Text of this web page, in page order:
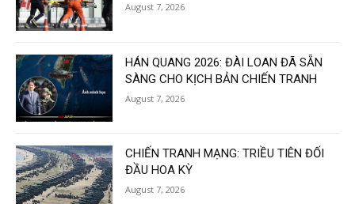
August 7, 2026
HÁN QUANG 2026: ĐÀI LOAN ĐÃ SẴN
SÀNG CHO KỊCH BẢN CHIẾN TRANH
August 7, 2026
CHIẾN TRANH MẠNG: TRIỀU TIÊN ĐỐI
ĐẦU HOA KỲ
August 7, 2026